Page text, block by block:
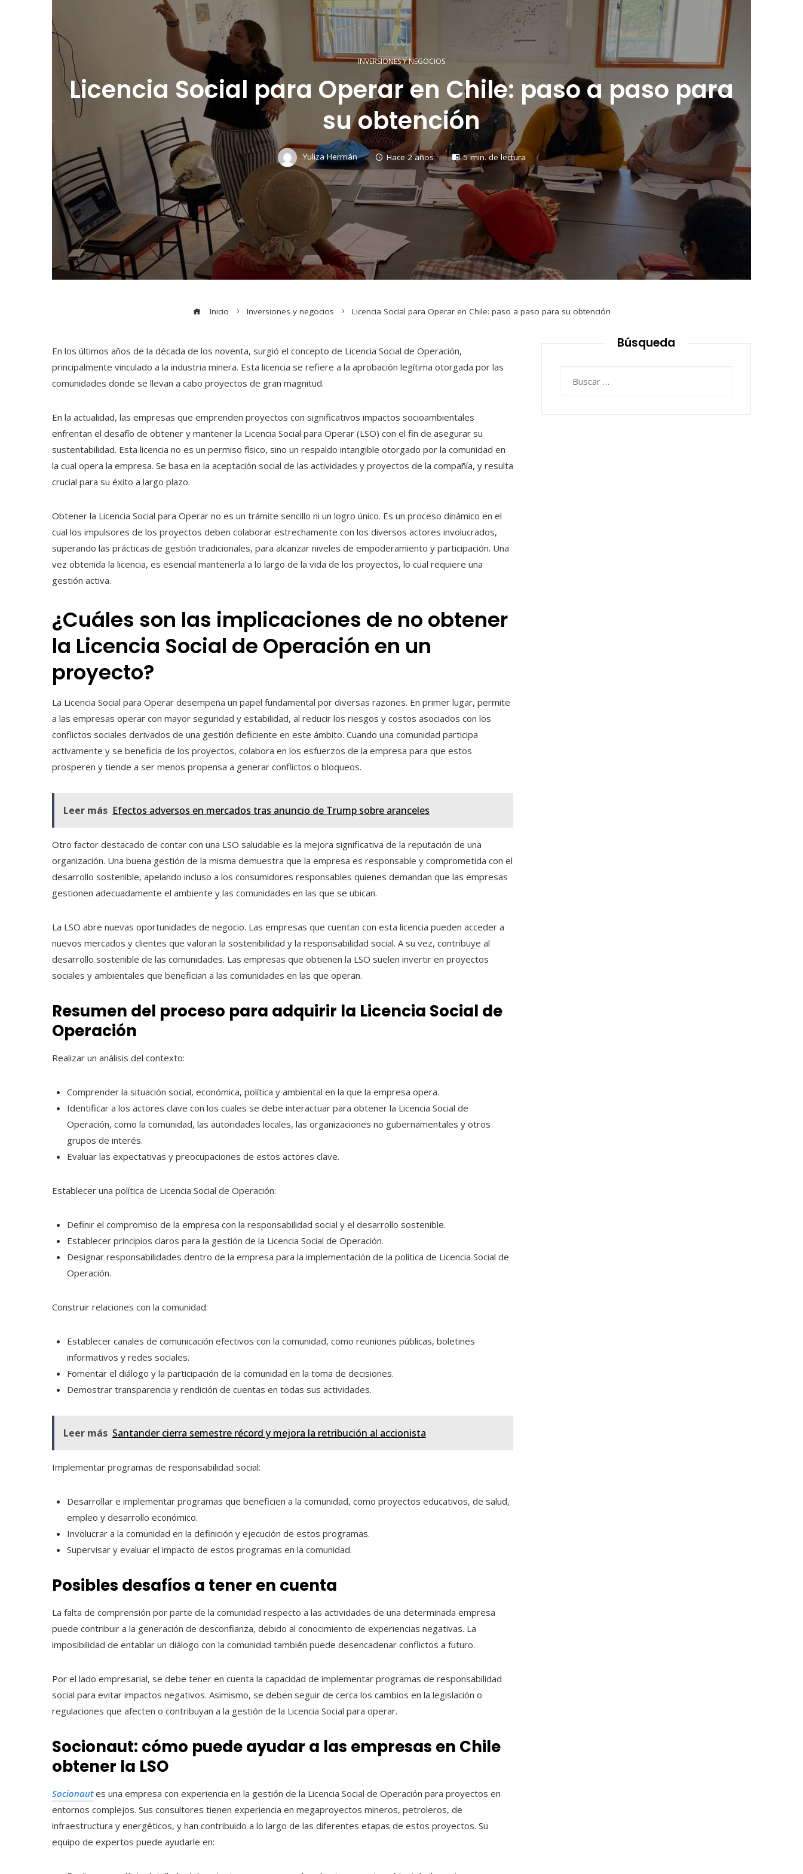
INVERSIONES Y NEGOCIOS
Licencia Social para Operar en Chile: paso a paso para
su obtención
Yuliza Hermán Hace 2 años 5 min. de lectura
Inicio Inversiones y negocios Licencia Social para Operar en Chile: paso a paso para su obtención
En los últimos años de la década de los noventa, surgió el concepto de Licencia Social de Operación,
principalmente vinculado a la industria minera. Esta licencia se refiere a la aprobación legítima otorgada por las
comunidades donde se llevan a cabo proyectos de gran magnitud.
En la actualidad, las empresas que emprenden proyectos con significativos impactos socioambientales
enfrentan el desafío de obtener y mantener la Licencia Social para Operar (LSO) con el fin de asegurar su
sustentabilidad. Esta licencia no es un permiso físico, sino un respaldo intangible otorgado por la comunidad en
la cual opera la empresa. Se basa en la aceptación social de las actividades y proyectos de la compañía, y resulta
crucial para su éxito a largo plazo.
Obtener la Licencia Social para Operar no es un trámite sencillo ni un logro único. Es un proceso dinámico en el
cual los impulsores de los proyectos deben colaborar estrechamente con los diversos actores involucrados,
superando las prácticas de gestión tradicionales, para alcanzar niveles de empoderamiento y participación. Una
vez obtenida la licencia, es esencial mantenerla a lo largo de la vida de los proyectos, lo cual requiere una
gestión activa.
¿Cuáles son las implicaciones de no obtener
la Licencia Social de Operación en un
proyecto?
La Licencia Social para Operar desempeña un papel fundamental por diversas razones. En primer lugar, permite
a las empresas operar con mayor seguridad y estabilidad, al reducir los riesgos y costos asociados con los
conflictos sociales derivados de una gestión deficiente en este ámbito. Cuando una comunidad participa
activamente y se beneficia de los proyectos, colabora en los esfuerzos de la empresa para que estos
prosperen y tiende a ser menos propensa a generar conflictos o bloqueos.
Leer más Efectos adversos en mercados tras anuncio de Trump sobre aranceles
Otro factor destacado de contar con una LSO saludable es la mejora significativa de la reputación de una
organización. Una buena gestión de la misma demuestra que la empresa es responsable y comprometida con el
desarrollo sostenible, apelando incluso a los consumidores responsables quienes demandan que las empresas
gestionen adecuadamente el ambiente y las comunidades en las que se ubican.
La LSO abre nuevas oportunidades de negocio. Las empresas que cuentan con esta licencia pueden acceder a
nuevos mercados y clientes que valoran la sostenibilidad y la responsabilidad social. A su vez, contribuye al
desarrollo sostenible de las comunidades. Las empresas que obtienen la LSO suelen invertir en proyectos
sociales y ambientales que benefician a las comunidades en las que operan.
Resumen del proceso para adquirir la Licencia Social de
Operación
Realizar un análisis del contexto:
Comprender la situación social, económica, política y ambiental en la que la empresa opera.
Identificar a los actores clave con los cuales se debe interactuar para obtener la Licencia Social de
Operación, como la comunidad, las autoridades locales, las organizaciones no gubernamentales y otros
grupos de interés.
Evaluar las expectativas y preocupaciones de estos actores clave.
Establecer una política de Licencia Social de Operación:
Definir el compromiso de la empresa con la responsabilidad social y el desarrollo sostenible.
Establecer principios claros para la gestión de la Licencia Social de Operación.
Designar responsabilidades dentro de la empresa para la implementación de la política de Licencia Social de
Operación.
Construir relaciones con la comunidad:
Establecer canales de comunicación efectivos con la comunidad, como reuniones públicas, boletines
informativos y redes sociales.
Fomentar el diálogo y la participación de la comunidad en la toma de decisiones.
Demostrar transparencia y rendición de cuentas en todas sus actividades.
Leer más Santander cierra semestre récord y mejora la retribución al accionista
Implementar programas de responsabilidad social:
Desarrollar e implementar programas que beneficien a la comunidad, como proyectos educativos, de salud,
empleo y desarrollo económico.
Involucrar a la comunidad en la definición y ejecución de estos programas.
Supervisar y evaluar el impacto de estos programas en la comunidad.
Posibles desafíos a tener en cuenta
La falta de comprensión por parte de la comunidad respecto a las actividades de una determinada empresa
puede contribuir a la generación de desconfianza, debido al conocimiento de experiencias negativas. La
imposibilidad de entablar un diálogo con la comunidad también puede desencadenar conflictos a futuro.
Por el lado empresarial, se debe tener en cuenta la capacidad de implementar programas de responsabilidad
social para evitar impactos negativos. Asimismo, se deben seguir de cerca los cambios en la legislación o
regulaciones que afecten o contribuyan a la gestión de la Licencia Social para operar.
Socionaut: cómo puede ayudar a las empresas en Chile
obtener la LSO
Socionautes una empresa con experiencia en la gestión de la Licencia Social de Operación para proyectos en
entornos complejos. Sus consultores tienen experiencia en megaproyectos mineros, petroleros, de
infraestructura y energéticos, y han contribuido a lo largo de las diferentes etapas de estos proyectos. Su
equipo de expertos puede ayudarle en:
Búsqueda